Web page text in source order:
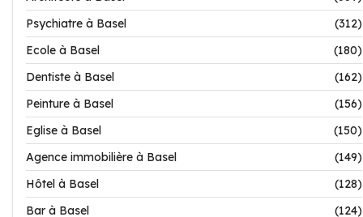
Psychiatre à Basel
(312)
Ecole à Basel
(180)
Dentiste à Basel
(162)
Peinture à Basel
(156)
Eglise à Basel
(150)
Agence immobilière à Basel
(149)
Hôtel à Basel
(128)
Bar à Basel
(124)